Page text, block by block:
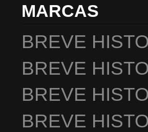
MARCAS
BREVE
BREVE
BREVE
BREVE